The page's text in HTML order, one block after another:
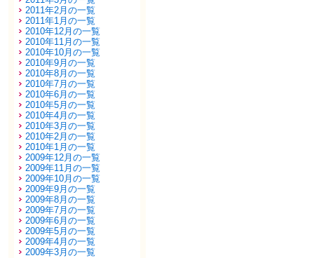
2011年2月の一覧
2011年1月の一覧
2010年12月の一覧
2010年11月の一覧
2010年10月の一覧
2010年9月の一覧
2010年8月の一覧
2010年7月の一覧
2010年6月の一覧
2010年5月の一覧
2010年4月の一覧
2010年3月の一覧
2010年2月の一覧
2010年1月の一覧
2009年12月の一覧
2009年11月の一覧
2009年10月の一覧
2009年9月の一覧
2009年8月の一覧
2009年7月の一覧
2009年6月の一覧
2009年5月の一覧
2009年4月の一覧
2009年3月の一覧